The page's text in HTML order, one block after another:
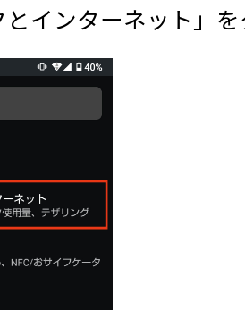
とインターネット」